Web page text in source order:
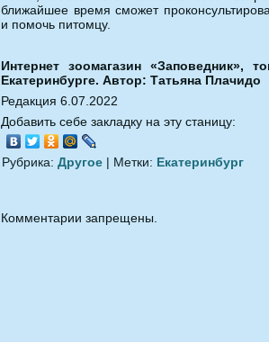
ближайшее время сможет
и помочь питомцу.
Интернет зоомагазин «Заповедник»,
Екатеринбурге. Автор: Татьяна Плачидо
Редакция 6.07.2022
Добавить себе закладку на эту станицу:
Рубрика: Другое | Метки: Екатеринбург
Комментарии запрещены.